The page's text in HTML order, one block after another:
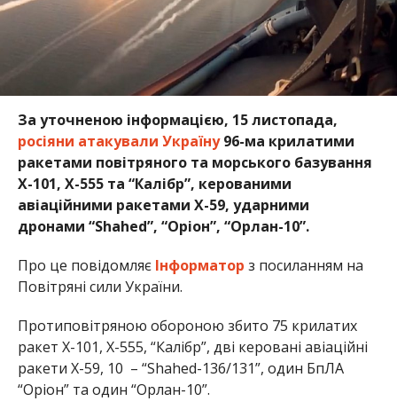
За уточненою інформацією, 15 листопада,
росіяни атакували Україну96-ма крилатими
ракетами повітряного та морського базування
Х-101, Х-555 та “Калібр”, керованими
авіаційними ракетами Х-59, ударними
дронами “Shahed”, “Оріон”, “Орлан-10”.
Про це повідомляє Інформатор з посиланням на
Повітряні сили України.
Протиповітряною обороною збито 75 крилатих
ракет Х-101, Х-555, “Калібр”, дві керовані авіаційні
ракети Х-59, 10 – “Shahed-136/131”, один БпЛА
“Оріон” та один “Орлан-10”.